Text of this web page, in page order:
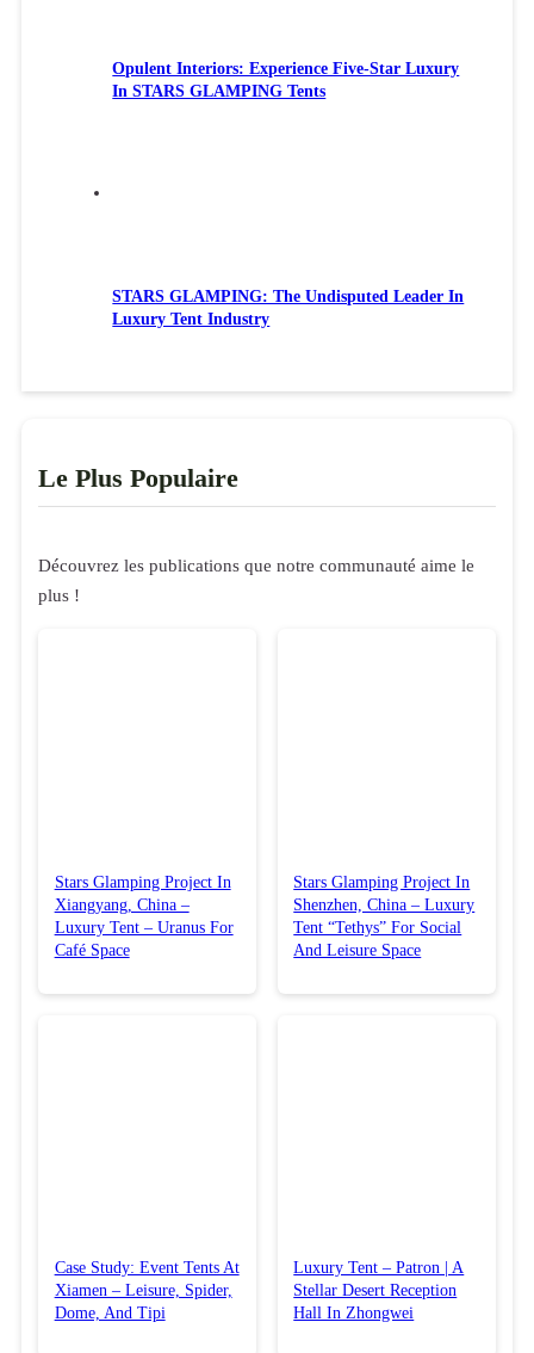
Opulent Interiors: Experience Five-Star Luxury
In STARS GLAMPING Tents
STARS GLAMPING: The Undisputed Leader In
Luxury Tent Industry
Le Plus Populaire
Découvrez les publications que notre communauté aime le
plus !
Stars Glamping Project In
Xiangyang, China –
Luxury Tent – Uranus For
Café Space
Stars Glamping Project In
Shenzhen, China – Luxury
Tent “Tethys” For Social
And Leisure Space
Case Study: Event Tents At
Xiamen – Leisure, Spider,
Dome, And Tipi
Luxury Tent – Patron | A
Stellar Desert Reception
Hall In Zhongwei